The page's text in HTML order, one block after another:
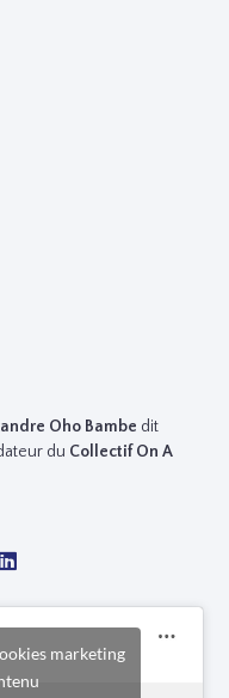
Oho Bambe dit
du Collectif On A
marketing